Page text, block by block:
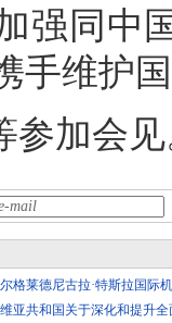
强同中
手维护
参加会
格莱德尼古拉·特斯拉国际
亚共和国关于深化和提升